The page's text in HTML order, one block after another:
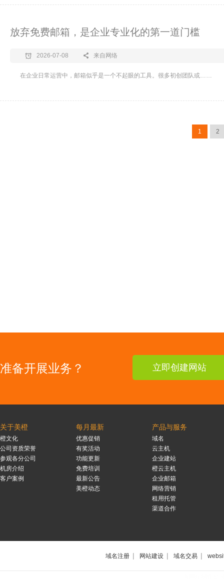
放弃免费邮箱，是企业专业化的第一道门槛
2026-07-08 来自网络
在企业日常运营中，邮箱似乎是一个不起眼的工具。很多初创团队或……
1 2
准备开展业务？ 立即创建网站
关于美橙
橙文化
公司资质荣誉
参观各分公司
机房介绍
客户案例
每月最新
优惠促销
有奖活动
功能更新
免费培训
最新公告
美橙动态
产品与服务
域名
云主机
企业建站
橙云主机
企业邮箱
网络营销
租用托管
渠道合作
域名注册 | 网站建设 | 域名交易 |